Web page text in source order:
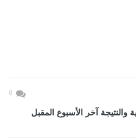
0
والنتيجة آخر الأسبوع المقبل